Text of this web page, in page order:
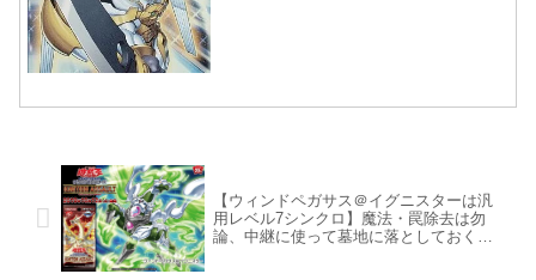
【ウィンドペガサス＠イグニスターは汎
用レベル7シンクロ】魔法・罠除去は勿
論、中継に使って墓地に落としておくの